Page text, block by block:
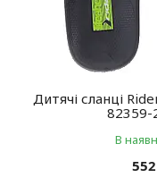
Дитячі сланці
82359-
В